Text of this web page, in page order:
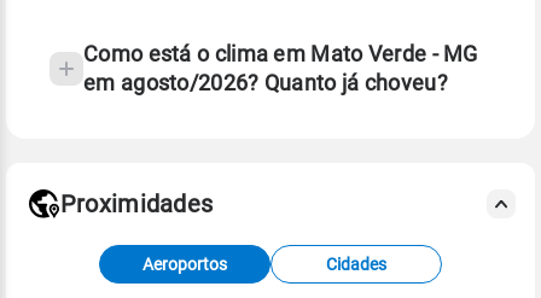
Como está o clima em Mato Verde - MG
em agosto/2026? Quanto já choveu?
Fonte: dados combinados de estações
meteorológicas e satélite do Centro de Previsão
Proximidades
Aeroportos Cidades